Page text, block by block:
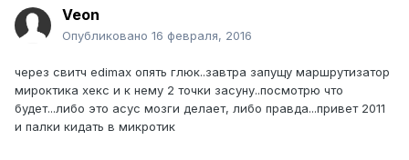
Veon
Опубликовано 16 февраля, 2016
через свитч edimax опять глюк..завтра запущу маршрутизатор
мироктика хекс и к нему 2 точки засуну..посмотрю что
будет...либо это асус мозги делает, либо правда...привет 2011
и палки кидать в микротик